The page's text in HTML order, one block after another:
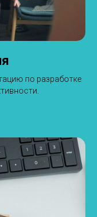
по разработке